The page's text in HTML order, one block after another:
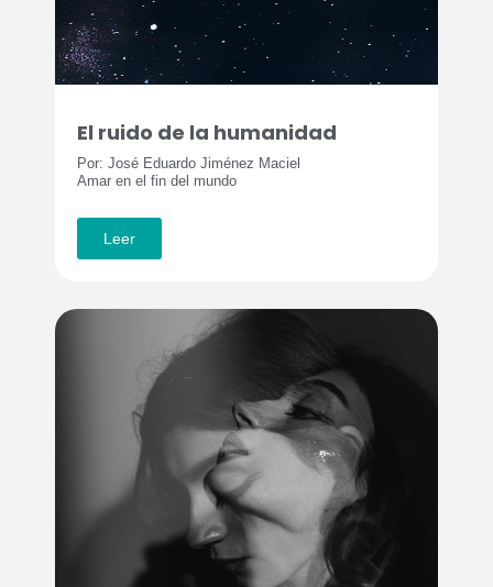
El ruido de la humanidad
Por: José Eduardo Jiménez Maciel
Amar en el fin del mundo
Leer